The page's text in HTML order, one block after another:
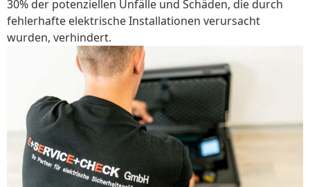
30% der potenziellen Unfälle und Schäden, die durch
fehlerhafte elektrische Installationen verursacht
wurden, verhindert.